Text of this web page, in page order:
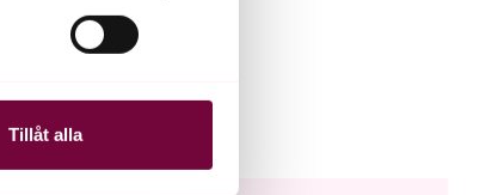
från din enhet
informationen
Tillåt alla